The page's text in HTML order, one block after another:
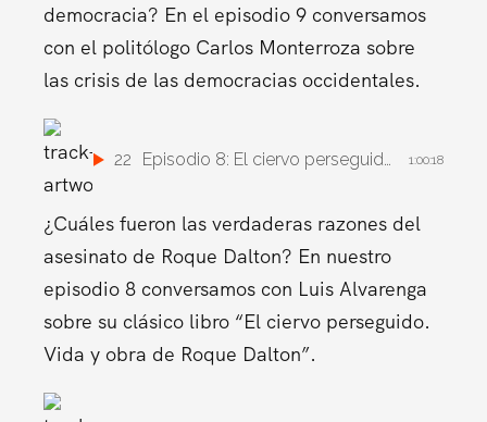
democracia? En el episodio 9 conversamos
con el politólogo Carlos Monterroza sobre
las crisis de las democracias occidentales.
22 Episodio 8: El ciervo perseguido. Vida y obra de Roque Dalton. 1:00:18
¿Cuáles fueron las verdaderas razones del
asesinato de Roque Dalton? En nuestro
episodio 8 conversamos con Luis Alvarenga
sobre su clásico libro “El ciervo perseguido.
Vida y obra de Roque Dalton”.